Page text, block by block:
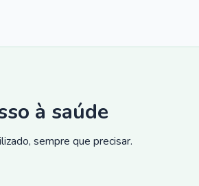
à saúde
sempre que precisar.